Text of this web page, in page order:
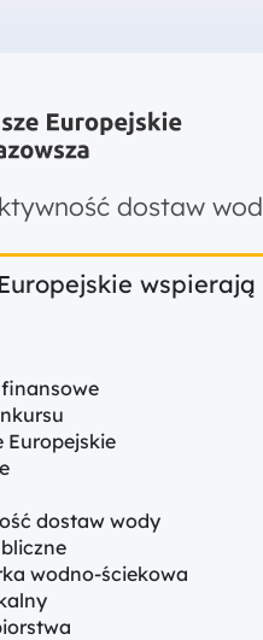
dla
dostaw
Europejskie
dostaw wody
wodno-ściekowa